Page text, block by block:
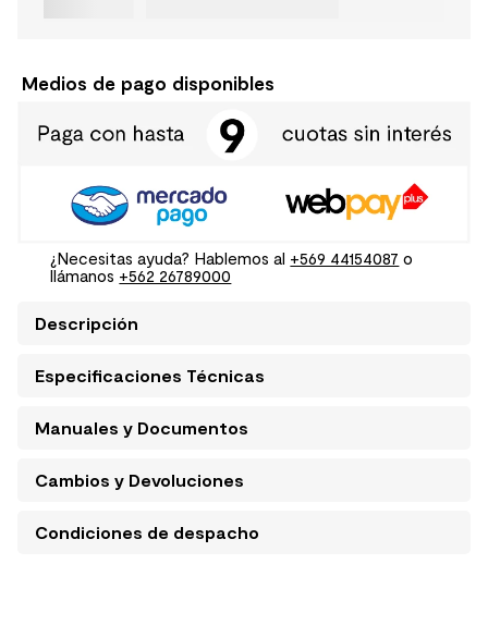
Medios de pago disponibles
¿Necesitas ayuda? Hablemos al +569 44154087 o
llámanos +562 26789000
Descripción
Especificaciones Técnicas
Manuales y Documentos
Cambios y Devoluciones
Condiciones de despacho